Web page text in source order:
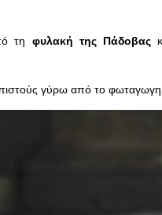
τη φυλακή της Πάδοβας
γύρω από το